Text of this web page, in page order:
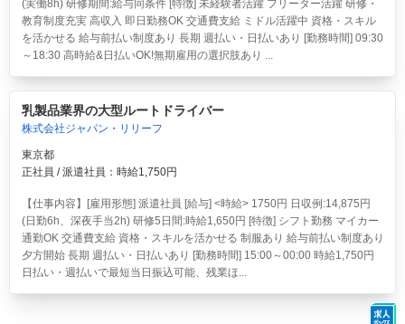
(実働8h) 研修期間:給与同条件 [特徴] 未経験者活躍 フリーター活躍 研修・
教育制度充実 高収入 即日勤務OK 交通費支給 ミドル活躍中 資格・スキル
を活かせる 給与前払い制度あり 長期 週払い・日払いあり [勤務時間] 09:30
～18:30 高時給&日払いOK!無期雇用の選択肢あり ...
乳製品業界の大型ルートドライバー
株式会社ジャパン・リリーフ
東京都
正社員 / 派遣社員：時給1,750円
【仕事内容】[雇用形態] 派遣社員 [給与] <時給> 1750円 日収例:14,875円
(日勤6h、深夜手当2h) 研修5日間:時給1,650円 [特徴] シフト勤務 マイカー
通勤OK 交通費支給 資格・スキルを活かせる 制服あり 給与前払い制度あり
夕方開始 長期 週払い・日払いあり [勤務時間] 15:00～00:00 時給1,750円
日払い・週払いで最短当日振込可能、残業ほ...